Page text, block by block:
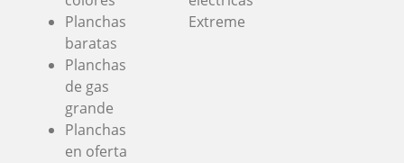
Planchas
baratas
Planchas
de gas
grande
Planchas
en oferta
Extreme